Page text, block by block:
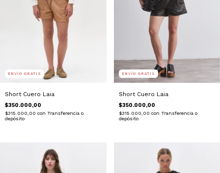
ENVÍO GRATIS
Short Cuero Laia
$350.000,00
$315.000,00 con Transferencia o
depósito
ENVÍO GRATIS
Short Cuero Laia
$350.000,00
$315.000,00 con Transferencia o
depósito